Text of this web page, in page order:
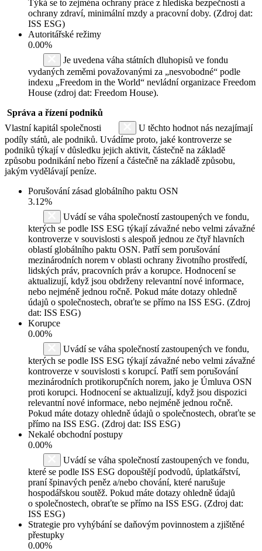
Týká se to zejména ochrany práce z hlediska bezpečnosti a
ochrany zdraví, minimální mzdy a pracovní doby. (Zdroj dat:
ISS ESG)
Autoritářské režimy
0.00%
Je uvedena váha státních dluhopisů ve fondu
vydaných zeměmi považovanými za „nesvobodné“ podle
indexu „Freedom in the World“ nevládní organizace Freedom
House (zdroj dat: Freedom House).
Správa a řízení podniků
Vlastní kapitál společnosti
U těchto hodnot nás nezajímají
podíly států, ale podniků. Uvádíme proto, jaké kontroverze se
podniků týkají v důsledku jejich aktivit, částečně na základě
způsobu podnikání nebo řízení a částečně na základě způsobu,
jakým vydělávají peníze.
Porušování zásad globálního paktu OSN
3.12%
Uvádí se váha společností zastoupených ve fondu,
kterých se podle ISS ESG týkají závažné nebo velmi závažné
kontroverze v souvislosti s alespoň jednou ze čtyř hlavních
oblastí globálního paktu OSN. Patří sem porušování
mezinárodních norem v oblasti ochrany životního prostředí,
lidských práv, pracovních práv a korupce. Hodnocení se
aktualizují, když jsou obdrženy relevantní nové informace,
nebo nejméně jednou ročně. Pokud máte dotazy ohledně
údajů o společnostech, obraťte se přímo na ISS ESG. (Zdroj
dat: ISS ESG)
Korupce
0.00%
Uvádí se váha společností zastoupených ve fondu,
kterých se podle ISS ESG týkají závažné nebo velmi závažné
kontroverze v souvislosti s korupcí. Patří sem porušování
mezinárodních protikorupčních norem, jako je Úmluva OSN
proti korupci. Hodnocení se aktualizují, když jsou dispozici
relevantní nové informace, nebo nejméně jednou ročně.
Pokud máte dotazy ohledně údajů o společnostech, obraťte se
přímo na ISS ESG. (Zdroj dat: ISS ESG)
Nekalé obchodní postupy
0.00%
Uvádí se váha společností zastoupených ve fondu,
které se podle ISS ESG dopouštějí podvodů, úplatkářství,
praní špinavých peněz a/nebo chování, které narušuje
hospodářskou soutěž. Pokud máte dotazy ohledně údajů
o společnostech, obraťte se přímo na ISS ESG. (Zdroj dat:
ISS ESG)
Strategie pro vyhýbání se daňovým povinnostem a zjištěné
přestupky
0.00%